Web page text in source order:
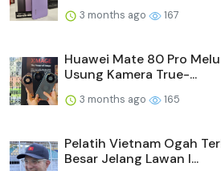
3 months ago 167
Huawei Mate 80 Pro
Usung Kamera True-...
3 months ago 165
Pelatih Vietnam Ogah
Besar Jelang Lawan I...